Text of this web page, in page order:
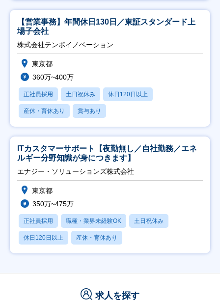
【営業事務】年間休日130日／東証スタンダード上
場子会社
株式会社テンポイノベーション
東京都
360万~400万
正社員採用 土日祝休み 休日120日以上
産休・育休あり 賞与あり
ITカスタマーサポート【夜勤無し／自社勤務／エネ
ルギー分野知識が身につきます】
エナジー・ソリューションズ株式会社
東京都
350万~475万
正社員採用 職種・業界未経験OK 土日祝休み
休日120日以上 産休・育休あり
求人を探す